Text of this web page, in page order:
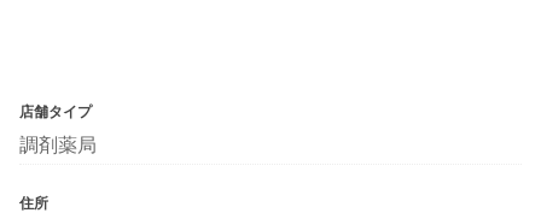
店舗タイプ
調剤薬局
住所